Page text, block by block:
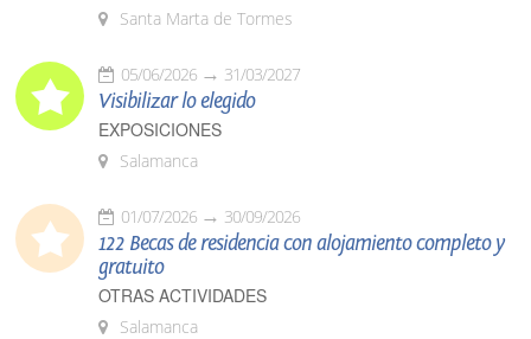
Santa Marta de Tormes
05/06/2026 31/03/2027
Visibilizar lo elegido
EXPOSICIONES
Salamanca
01/07/2026 30/09/2026
122 Becas de residencia con alojamiento completo y
gratuito
OTRAS ACTIVIDADES
Salamanca